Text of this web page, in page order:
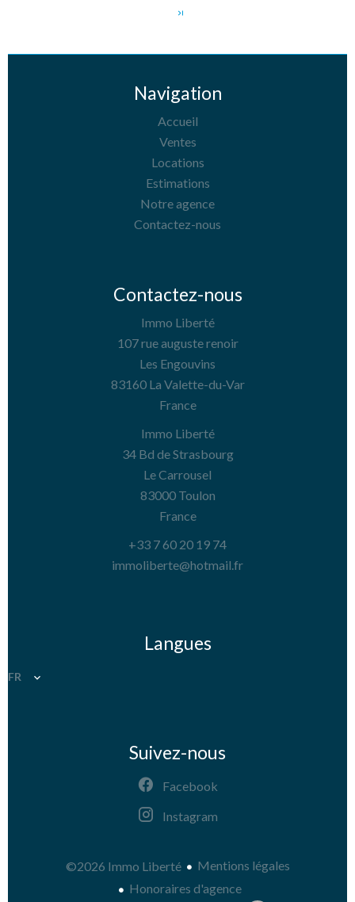
Navigation
Accueil
Ventes
Locations
Estimations
Notre agence
Contactez-nous
Contactez-nous
Immo Liberté
107 rue auguste renoir
Les Engouvins
83160La Valette-du-Var
France
Immo Liberté
34 Bd de Strasbourg
Le Carrousel
83000Toulon
France
+33 7 60 20 19 74
immoliberte@hotmail.fr
Langues
FR
Suivez-nous
Facebook
Instagram
©2026 Immo Liberté
Mentions légales
Honoraires d'agence